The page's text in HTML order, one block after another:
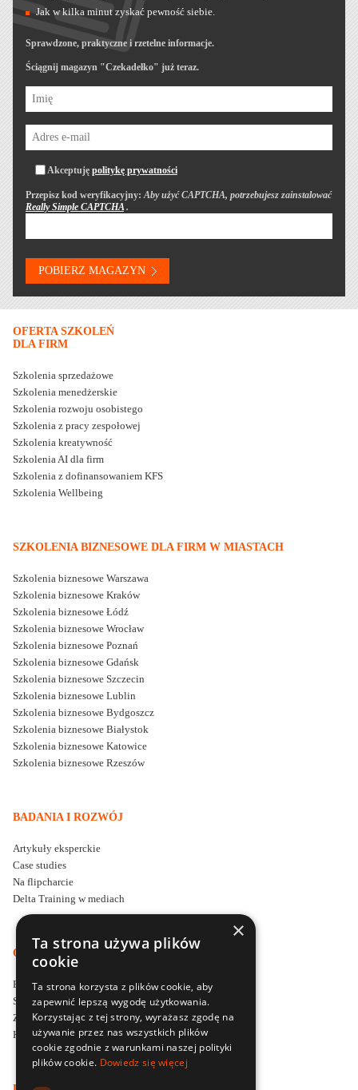
Jak w kilka minut zyskać pewność siebie.
Sprawdzone, praktyczne i rzetelne informacje.
Ściągnij magazyn "Czekadełko" już teraz.
Akceptuję politykę prywatności
Przepisz kod weryfikacyjny:Aby użyć CAPTCHA, potrzebujesz zainstalować
Really Simple CAPTCHA.
OFERTA SZKOLEŃ
DLA FIRM
Szkolenia sprzedażowe
Szkolenia menedżerskie
Szkolenia rozwoju osobistego
Szkolenia z pracy zespołowej
Szkolenia kreatywność
Szkolenia AI dla firm
Szkolenia z dofinansowaniem KFS
Szkolenia Wellbeing
SZKOLENIA BIZNESOWE DLA FIRM W MIASTACH
Szkolenia biznesowe Warszawa
Szkolenia biznesowe Kraków
Szkolenia biznesowe Łódź
Szkolenia biznesowe Wrocław
Szkolenia biznesowe Poznań
Szkolenia biznesowe Gdańsk
Szkolenia biznesowe Szczecin
Szkolenia biznesowe Lublin
Szkolenia biznesowe Bydgoszcz
Szkolenia biznesowe Białystok
Szkolenia biznesowe Katowice
Szkolenia biznesowe Rzeszów
BADANIA I ROZWÓJ
Artykuły eksperckie
Case studies
Na flipcharcie
Delta Training w mediach
O DELTA TRAINING
Firma szkoleniowa Delta Training
Styl i filozofia prowadzenia szkoleń
Zapytaj o ofertę szkoleniową
Kontakt
×
Ta strona używa plików
cookie
Ta strona korzysta z plików cookie, aby
zapewnić lepszą wygodę użytkowania.
Korzystając z tej strony, wyrażasz zgodę na
używanie przez nas wszystkich plików
cookie zgodnie z warunkami naszej polityki
plików cookie. Dowiedz się więcej